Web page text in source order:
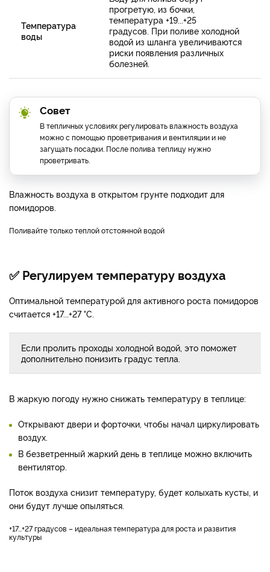
Температура
воды
прогретую, из бочки,
температура +19...+25
градусов. При поливе холодной
водой из шланга увеличиваются
риски появления различных
болезней.
Совет
В тепличных условиях регулировать влажность воздуха
можно с помощью проветривания и вентиляции и не
загущать посадки. После полива теплицу нужно
проветривать.
Влажность воздуха в открытом грунте подходит для
помидоров.
Поливайте только теплой отстоянной водой
✅ Регулируем температуру воздуха
Оптимальной температурой для активного роста помидоров
считается +17...+27 °С.
Если пролить проходы холодной водой, это поможет
дополнительно понизить градус тепла.
В жаркую погоду нужно снижать температуру в теплице:
Открывают двери и форточки, чтобы начал циркулировать
воздух.
В безветренный жаркий день в теплице можно включить
вентилятор.
Поток воздуха снизит температуру, будет колыхать кусты, и
они будут лучше опыляться.
+17...+27 градусов – идеальная температура для роста и развития
культуры